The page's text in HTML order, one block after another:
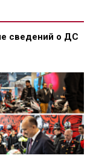
сведений о ДС